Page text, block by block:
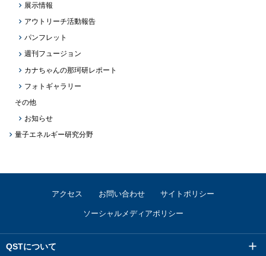
展示情報
アウトリーチ活動報告
パンフレット
週刊フュージョン
カナちゃんの那珂研レポート
フォトギャラリー
その他
お知らせ
量子エネルギー研究分野
アクセス お問い合わせ サイトポリシー
ソーシャルメディアポリシー
QSTについて